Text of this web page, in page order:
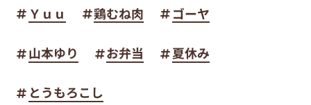
Ｙｕｕ 鶏むね肉 ゴーヤ
山本ゆり お弁当 夏休み
とうもろこし